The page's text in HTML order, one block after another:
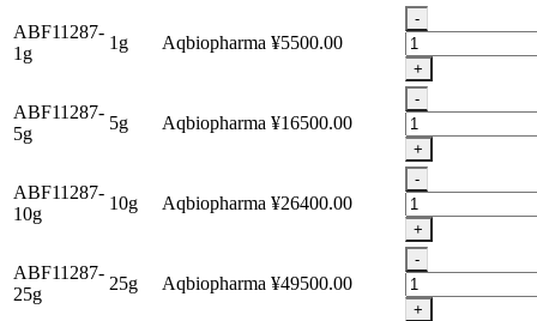
ABF11287-
1g
1g Aqbiopharma ¥5500.00
-
+
ABF11287-
5g
5g Aqbiopharma ¥16500.00
-
+
ABF11287-
10g
10g Aqbiopharma ¥26400.00
-
+
ABF11287-
25g
25g Aqbiopharma ¥49500.00
-
+